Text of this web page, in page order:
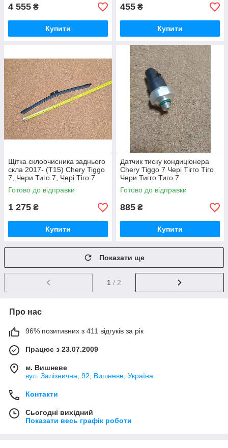
4 555 ₴
Купити
455 ₴
Купити
Щітка склоочисника заднього
скла 2017- (T15) Chery Tiggo
7, Чери Тиго 7, Чері Тіго 7
Тігго 7
Готово до відправки
1 275 ₴
Купити
Датчик тиску кондиціонера
Chery Tiggo 7 Чері Тігго Тіго
Чери Тигго Тиго 7
Готово до відправки
885 ₴
Купити
Показати ще
1 / 2
Про нас
96% позитивних з 411 відгуків за рік
Працює з 23.07.2009
м. Вишневе
вул. Залізнична, 92, Вишневе, Україна
Контакти
Сьогодні вихідний
Показати весь графік роботи